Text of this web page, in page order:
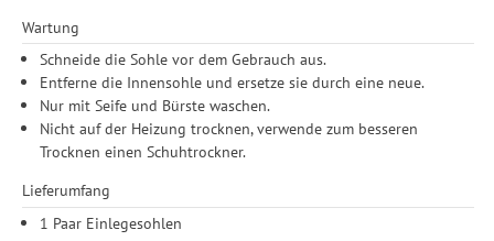
Wartung
Schneide die Sohle vor dem Gebrauch aus.
Entferne die Innensohle und ersetze sie durch eine neue.
Nur mit Seife und Bürste waschen.
Nicht auf der Heizung trocknen, verwende zum besseren
Trocknen einen Schuhtrockner.
Lieferumfang
1 Paar Einlegesohlen